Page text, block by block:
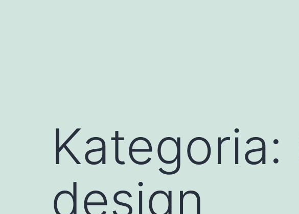
Kategoria:
design